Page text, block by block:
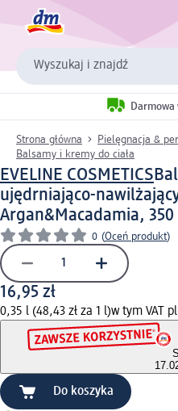
Wyszukaj i znajdź
Darmowa
Strona główna Pielęgnacja &
Balsamy i kremy do ciała
EVELINE COSMETICS
ujędrniająco-
Argan&Macadamia,
0 (Oceń produkt)
16,95 zł
0,35 l (48,43 zł za 1 l)w tym VAT
Do koszyka